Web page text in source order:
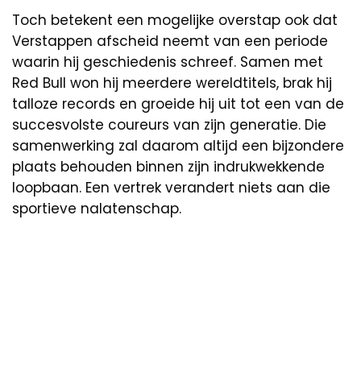
Toch betekent een mogelijke overstap ook dat
Verstappen afscheid neemt van een periode
waarin hij geschiedenis schreef. Samen met
Red Bull won hij meerdere wereldtitels, brak hij
talloze records en groeide hij uit tot een van de
succesvolste coureurs van zijn generatie. Die
samenwerking zal daarom altijd een bijzondere
plaats behouden binnen zijn indrukwekkende
loopbaan. Een vertrek verandert niets aan die
sportieve nalatenschap.